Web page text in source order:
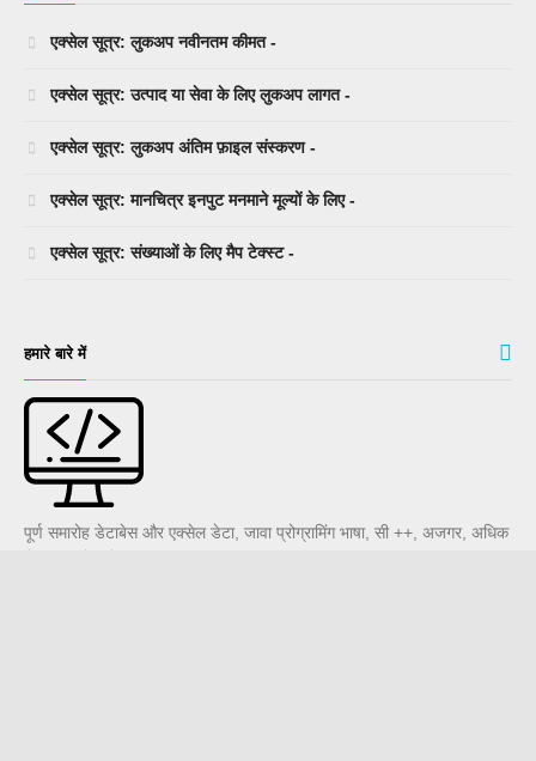
एक्सेल सूत्र: लुकअप नवीनतम कीमत -
एक्सेल सूत्र: उत्पाद या सेवा के लिए लुकअप लागत -
एक्सेल सूत्र: लुकअप अंतिम फ़ाइल संस्करण -
एक्सेल सूत्र: मानचित्र इनपुट मनमाने मूल्यों के लिए -
एक्सेल सूत्र: संख्याओं के लिए मैप टेक्स्ट -
हमारे बारे में
पूर्ण समारोह डेटाबेस और एक्सेल डेटा, जावा प्रोग्रामिंग भाषा, सी ++, अजगर, अधिक